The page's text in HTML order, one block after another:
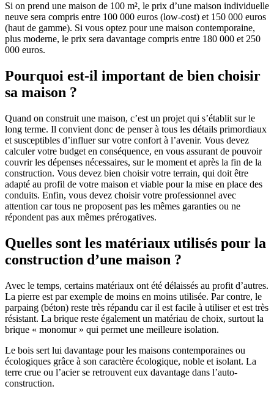
Si on prend une maison de 100 m², le prix d’une maison individuelle
neuve sera compris entre 100 000 euros (low-cost) et 150 000 euros
(haut de gamme). Si vous optez pour une maison contemporaine,
plus moderne, le prix sera davantage compris entre 180 000 et 250
000 euros.
Pourquoi est-il important de bien choisir
sa maison ?
Quand on construit une maison, c’est un projet qui s’établit sur le
long terme. Il convient donc de penser à tous les détails primordiaux
et susceptibles d’influer sur votre confort à l’avenir. Vous devez
calculer votre budget en conséquence, en vous assurant de pouvoir
couvrir les dépenses nécessaires, sur le moment et après la fin de la
construction. Vous devez bien choisir votre terrain, qui doit être
adapté au profil de votre maison et viable pour la mise en place des
conduits. Enfin, vous devez choisir votre professionnel avec
attention car tous ne proposent pas les mêmes garanties ou ne
répondent pas aux mêmes prérogatives.
Quelles sont les matériaux utilisés pour la
construction d’une maison ?
Avec le temps, certains matériaux ont été délaissés au profit d’autres.
La pierre est par exemple de moins en moins utilisée. Par contre, le
parpaing (béton) reste très répandu car il est facile à utiliser et est très
résistant. La brique reste également un matériau de choix, surtout la
brique « monomur » qui permet une meilleure isolation.
Le bois sert lui davantage pour les maisons contemporaines ou
écologiques grâce à son caractère écologique, noble et isolant. La
terre crue ou l’acier se retrouvent eux davantage dans l’auto-
construction.